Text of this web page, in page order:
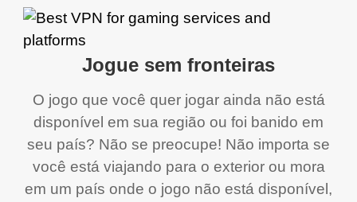
Jogue sem fronteiras
O jogo que você quer jogar ainda não está
disponível em sua região ou foi banido em
seu país? Não se preocupe! Não importa se
você está viajando para o exterior ou mora
em um país onde o jogo não está disponível,